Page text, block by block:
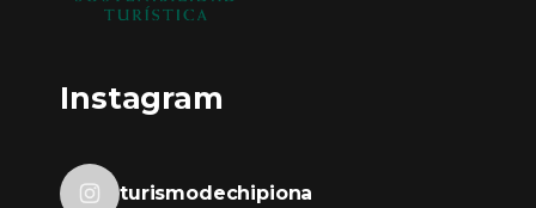
Instagram
turismodechipiona